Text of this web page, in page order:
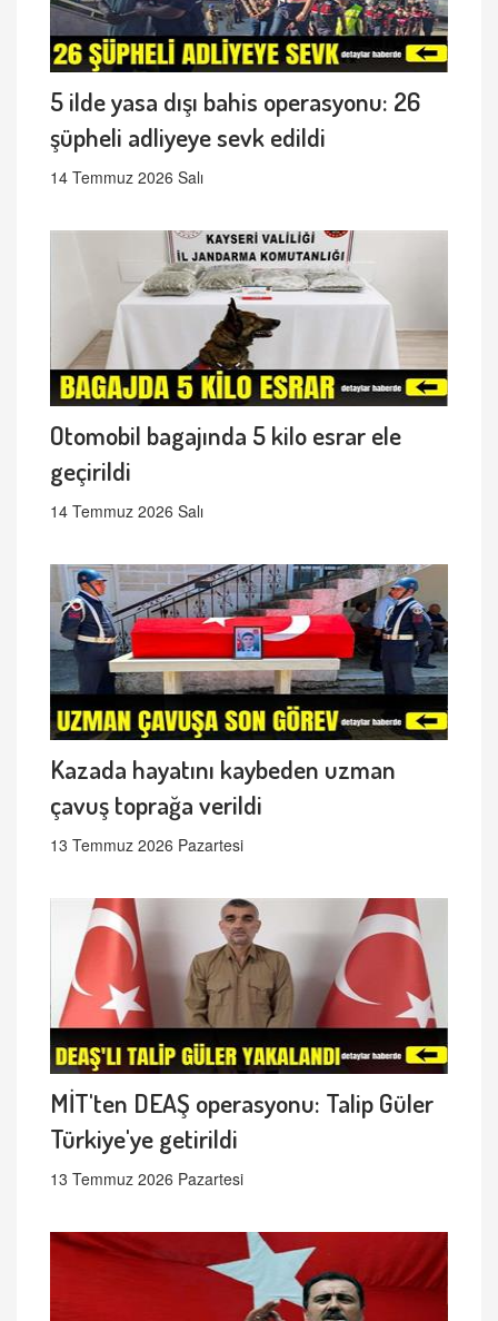
5 ilde yasa dışı bahis operasyonu: 26
şüpheli adliyeye sevk edildi
14 Temmuz 2026 Salı
Otomobil bagajında 5 kilo esrar ele
geçirildi
14 Temmuz 2026 Salı
Kazada hayatını kaybeden uzman
çavuş toprağa verildi
13 Temmuz 2026 Pazartesi
MİT'ten DEAŞ operasyonu: Talip Güler
Türkiye'ye getirildi
13 Temmuz 2026 Pazartesi